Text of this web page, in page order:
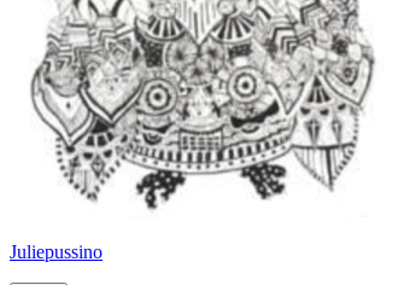
Juliepussino